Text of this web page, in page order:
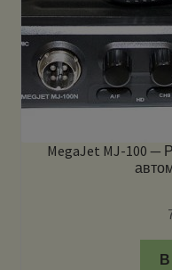
MegaJet MJ-100 —
В